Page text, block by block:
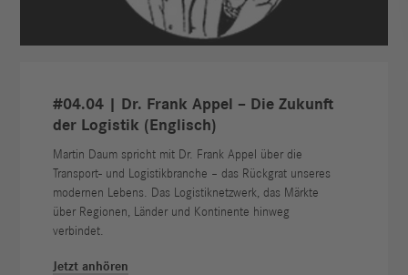
#04.04 | Dr. Frank Appel – Die Zukunft
der Logistik (Englisch)
Martin Daum spricht mit Dr. Frank Appel über die
Transport- und Logistikbranche – das Rückgrat unseres
modernen Lebens. Das Logistiknetzwerk, das Märkte
über Regionen, Länder und Kontinente hinweg
verbindet.
Jetzt anhören